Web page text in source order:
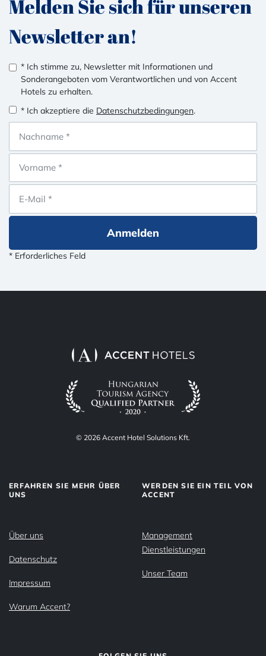
Melden Sie sich für unseren
Newsletter an!
* Ich stimme zu, Newsletter mit Informationen und
Sonderangeboten vom Verantwortlichen und von Accent
Hotels zu erhalten.
* Ich akzeptiere die Datenschutzbedingungen.
Anmelden
* Erforderliches Feld
© 2026 Accent Hotel Solutions Kft.
ERFAHREN SIE MEHR ÜBER
UNS
Über uns
Datenschutz
Impressum
Warum Accent?
WERDEN SIE EIN TEIL VON
ACCENT
Management
Dienstleistungen
Unser Team